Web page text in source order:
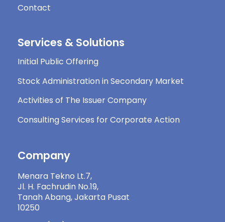
Contact
Services & Solutions
Initial Public Offering
Stock Administration in Secondary Market
Activities of The Issuer Company
Consulting Services for Corporate Action
Company
Menara Tekno Lt.7,
Jl. H. Fachrudin No.19,
Tanah Abang, Jakarta Pusat
10250